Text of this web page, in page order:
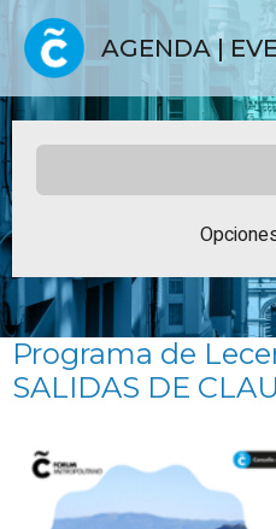
AGENDA |
Programa de
SALIDAS DE